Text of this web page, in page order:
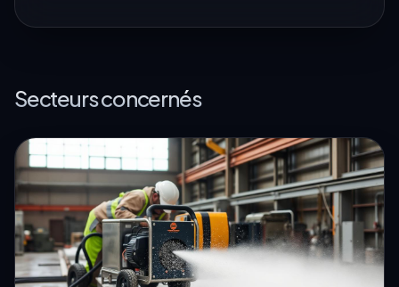
Secteurs concernés